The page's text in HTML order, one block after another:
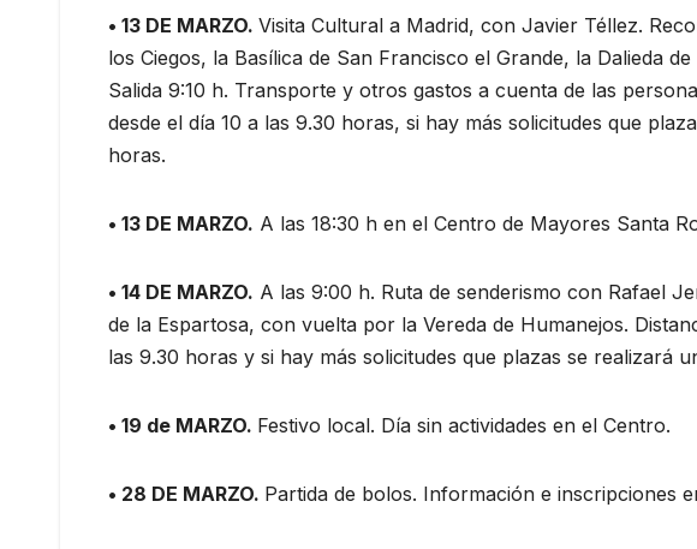
• 13 DE MARZO. Visita Cultural a Madrid, con Javier Téllez.
los Ciegos, la Basílica de San Francisco el Grande, la Dalieda
Salida 9:10 h. Transporte y otros gastos a cuenta de las
desde el día 10 a las 9.30 horas, si hay más solicitudes que
horas.
• 13 DE MARZO. A las 18:30 h en el Centro de Mayores Santa
• 14 DE MARZO. A las 9:00 h. Ruta de senderismo con Rafael
de la Espartosa, con vuelta por la Vereda de Humanejos.
las 9.30 horas y si hay más solicitudes que plazas se realizará
• 19 de MARZO. Festivo local. Día sin actividades en el Centro.
• 28 DE MARZO. Partida de bolos. Información e inscripciones